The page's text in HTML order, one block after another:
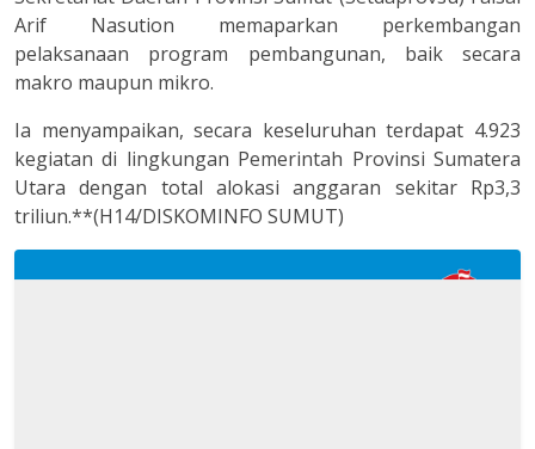
Arif Nasution memaparkan perkembangan
pelaksanaan program pembangunan, baik secara
makro maupun mikro.
Ia menyampaikan, secara keseluruhan terdapat 4.923
kegiatan di lingkungan Pemerintah Provinsi Sumatera
Utara dengan total alokasi anggaran sekitar Rp3,3
triliun.**(H14/DISKOMINFO SUMUT)